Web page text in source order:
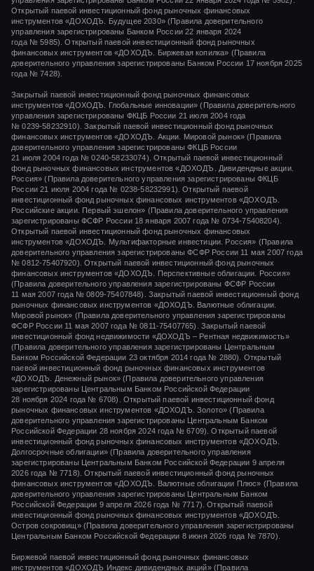
Открытый паевой инвестиционный фонд рыночных финансовых
инструментов «ДОХОДЪ. Будущее 2030» (Правила доверительного
управления зарегистрированы Банком России 22 января 2024
года № 5985). Открытый паевой инвестиционный фонд рыночных
финансовых инструментов «ДОХОДЪ. Биржевая копилка» (Правила
доверительного управления зарегистрированы Банком России 17 ноября 2025
года № 7428).
Закрытый паевой инвестиционный фонд рыночных финансовых
инструментов «ДОХОДЪ. Глобальные инновации» (Правила доверительного
управления зарегистрированы ФКЦБ России 21 июля 2004 года
№ 0239-58232910). Закрытый паевой инвестиционный фонд рыночных
финансовых инструментов «ДОХОДЪ. Акции. Мировой рынок» (Правила
доверительного управления зарегистрированы ФКЦБ России
21 июля 2004 года № 0240-58233074). Открытый паевой инвестиционный
фонд рыночных финансовых инструментов «ДОХОДЪ. Дивидендные акции.
Россия» (Правила доверительного управления зарегистрированы ФКЦБ
России21 июля 2004 года № 0238-58232991). Открытый паевой
инвестиционный фонд рыночных финансовых инструментов «ДОХОДЪ.
Российские акции. Первый эшелон» (Правила доверительного управления
зарегистрированы ФСФР России 18 января 2007 года № 0734-75408204).
Открытый паевой инвестиционный фонд рыночных финансовых
инструментов «ДОХОДЪ. Мультифакторные инвестиции. Россия» (Правила
доверительного управления зарегистрированы ФСФР России 11 мая 2007 года
№ 0812-75407920). Открытый паевой инвестиционный фонд рыночных
финансовых инструментов «ДОХОДЪ. Перспективные облигации. Россия»
(Правила доверительного управления зарегистрированы ФСФР России
11 мая 2007 года № 0809-75407848).
Закрытый паевой инвестиционный фонд
рыночных финансовых инструментов «ДОХОДЪ. Валютные облигации.
Мировой рынок» (Правила доверительного управления зарегистрированы
ФСФР России 11 мая 2007 года № 0811-75407765).
Закрытый паевой
инвестиционный фонд недвижимости «ДОХОДЪ – Рентная недвижимость»
(Правила доверительного управления зарегистрированы Центральным
Банком Российской Федерации 23 октября 2014 года № 2880).
Открытый
паевой инвестиционный фонд рыночных финансовых инструментов
«ДОХОДЪ. Денежный рынок» (Правила доверительного управления
зарегистрированы Центральным Банком Российской Федерации
28 ноября 2024 года № 6708).
Открытый паевой инвестиционный фонд
рыночных финансовых инструментов «ДОХОДЪ. Золото» (Правила
доверительного управления зарегистрированы Центральным Банком
Российской Федерации 28 ноября 2024 года№ 6709). Открытый паевой
инвестиционный фонд рыночных финансовых инструментов «ДОХОДЪ.
Долгосрочные облигации» (Правила доверительного управления
зарегистрированы Центральным Банком Российской Федерации 9 апреля
2026 года № 7718). Открытый паевой инвестиционный фонд рыночных
финансовых инструментов «ДОХОДЪ. Валютные облигации Плюс» (Правила
доверительного управления зарегистрированы Центральным Банком
Российской Федерации 9 апреля 2026 года № 7717). Открытый паевой
инвестиционный фонд рыночных финансовых инструментов «ДОХОДЪ.
Остров сокровищ» (Правила доверительного управления зарегистрированы
Центральным Банком Российской Федерации 8 июня 2026 года № 7870).
Биржевой паевой инвестиционный фонд рыночных финансовых
инструментов«ДОХОДЪ Индекс дивидендных акций»(Правила